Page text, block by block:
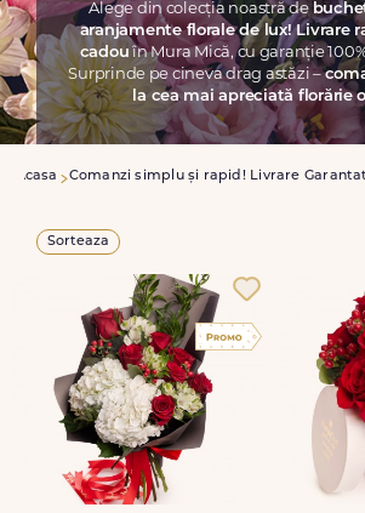
Alege din colecția noastră de
aranjamente florale de lux! Livrare
cadou în Mura Mică, cu garanție
Surprinde pe cineva drag astăzi –
la cea mai apreciată florărie
Acasa Comanzi simplu și rapid! Livrare
Sorteaza